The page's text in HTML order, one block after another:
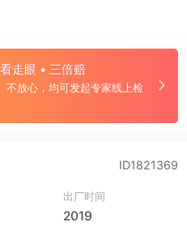
走眼 • 三倍赔
不放心，均可发起专家线上检
ID1821369
出厂时间
2019